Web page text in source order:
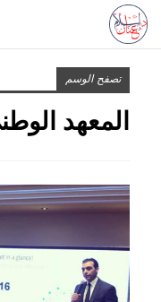
تصفح الوسم
المعهد